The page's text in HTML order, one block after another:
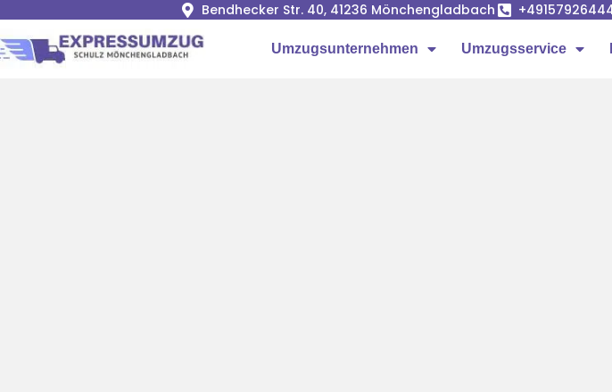
Bendhecker Str. 40, 41236 Mönchengladbach
Umzugsunternehmen Umzugsservice